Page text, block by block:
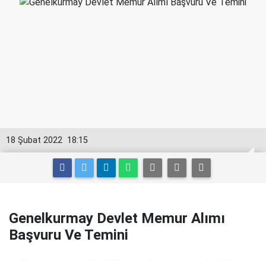
18:15
18 Şubat 2022
Genelkurmay Devlet Memur Alımı
Başvuru Ve Temini